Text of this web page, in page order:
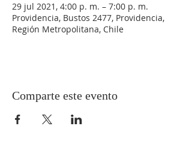
29 jul 2021, 4:00 p. m. – 7:00 p. m.
Providencia, Bustos 2477, Providencia,
Región Metropolitana, Chile
Comparte este evento